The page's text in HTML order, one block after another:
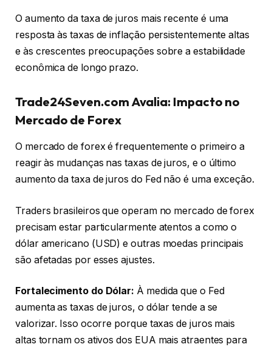
O aumento da taxa de juros mais recente é uma
resposta às taxas de inflação persistentemente altas
e às crescentes preocupações sobre a estabilidade
econômica de longo prazo.
Trade24Seven.com Avalia: Impacto no
Mercado de Forex
O mercado de forex é frequentemente o primeiro a
reagir às mudanças nas taxas de juros, e o último
aumento da taxa de juros do Fed não é uma exceção.
Traders brasileiros que operam no mercado de forex
precisam estar particularmente atentos a como o
dólar americano (USD) e outras moedas principais
são afetadas por esses ajustes.
Fortalecimento do Dólar: À medida que o Fed
aumenta as taxas de juros, o dólar tende a se
valorizar. Isso ocorre porque taxas de juros mais
altas tornam os ativos dos EUA mais atraentes para